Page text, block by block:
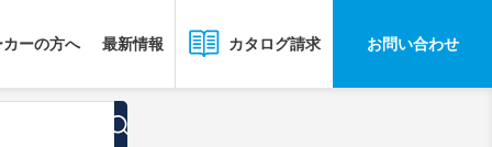
ーの方へ 最新情報 カタログ請求 お問い合わせ